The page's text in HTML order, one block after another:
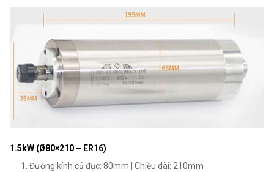
1.5kW (Ø80×210 – ER16)
Đường kính củ đục: 80mm | Chiều dài: 210mm